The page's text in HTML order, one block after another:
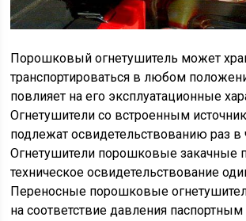
Порошковый огнетушитель может
транспортироваться в любом
повлияет на его эксплуатационные
Огнетушители со встроенным
подлежат освидетельствованию раз в
Огнетушители порошковые закачные
техническое освидетельствование
Переносные порошковые
на соответствие давления